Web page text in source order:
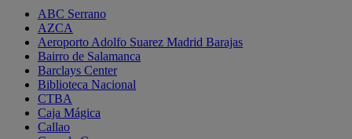
ABC Serrano
AZCA
Aeroporto Adolfo Suarez Madrid Barajas
Bairro de Salamanca
Barclays Center
Biblioteca Nacional
CTBA
Caja Mágica
Callao